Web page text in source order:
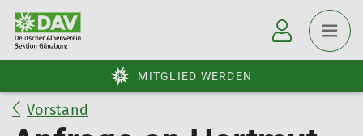
MITGLIED WERDEN
Vorstand